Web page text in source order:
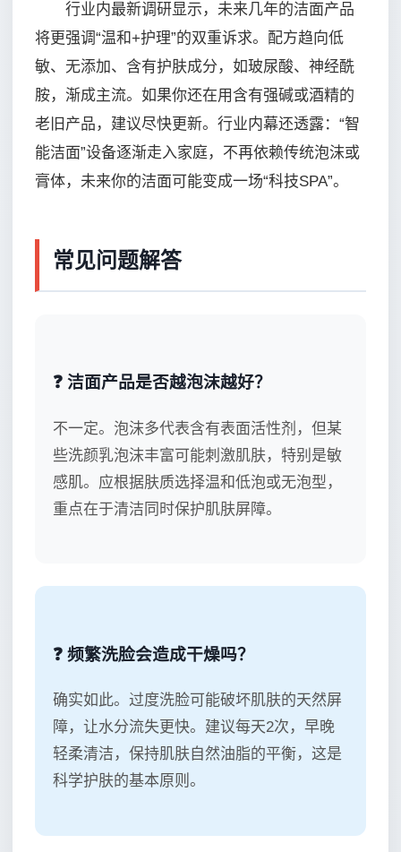
行业内最新调研显示，未来几年的洁面产品
将更强调“温和+护理”的双重诉求。配方趋向低
敏、无添加、含有护肤成分，如玻尿酸、神经酰
胺，渐成主流。如果你还在用含有强碱或酒精的
老旧产品，建议尽快更新。行业内幕还透露：“智
能洁面”设备逐渐走入家庭，不再依赖传统泡沫或
膏体，未来你的洁面可能变成一场“科技SPA”。
常见问题解答
❓ 洁面产品是否越泡沫越好？
不一定。泡沫多代表含有表面活性剂，但某
些洗颜乳泡沫丰富可能刺激肌肤，特别是敏
感肌。应根据肤质选择温和低泡或无泡型，
重点在于清洁同时保护肌肤屏障。
❓ 频繁洗脸会造成干燥吗？
确实如此。过度洗脸可能破坏肌肤的天然屏
障，让水分流失更快。建议每天2次，早晚
轻柔清洁，保持肌肤自然油脂的平衡，这是
科学护肤的基本原则。